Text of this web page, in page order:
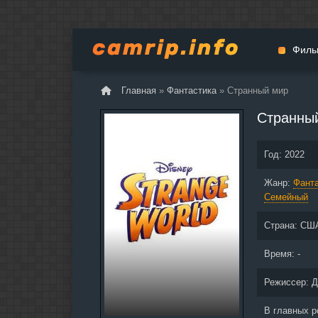
Главная » Фантастика » Странный мир
Год: 2022
Жанр:
Семейный
Страна:
Время: -
Режиссер:
В главных
Драма